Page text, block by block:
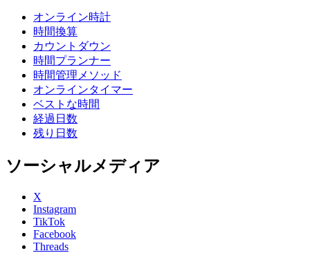
オンライン時計
時間換算
カウントダウン
時間プランナー
時間管理メソッド
オンラインタイマー
ベストな時間
経過日数
残り日数
ソーシャルメディア
X
Instagram
TikTok
Facebook
Threads